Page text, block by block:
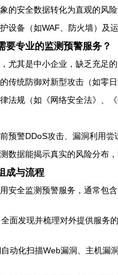
的安全数据转化为直观的风
护设备（如WAF、防火墙）及
要专业的监测预警服务？
，尤其是中小企业，缺乏充足
传统防御对新型攻击（如零
律法规（如《网络安全法》、
前预警DDoS攻击、漏洞利用
测数据能揭示真实的风险分布
成与流程
安全监测预警服务，通常包
全面发现并梳理对外提供服务
自动化扫描Web漏洞、主机漏